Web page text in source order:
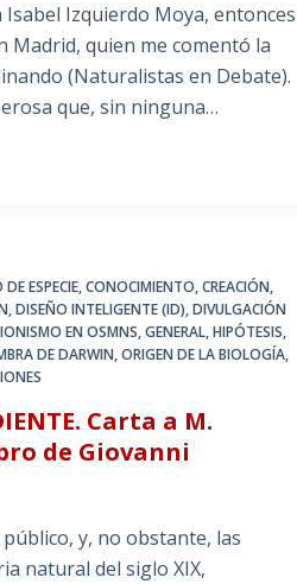
Moya, entonces
Madrid, quien me comentó la
(Naturalistas en Debate).
que, sin ninguna…
ESPECIE,CONOCIMIENTO,CREACIÓN,
,DISEÑO INTELIGENTE (ID),DIVULGACIÓN
EN OSMNS,GENERAL,HIPÓTESIS,
DE DARWIN,ORIGEN DE LA BIOLOGÍA,
Carta a M.
de Giovanni
y, no obstante, las
natural del siglo XIX,